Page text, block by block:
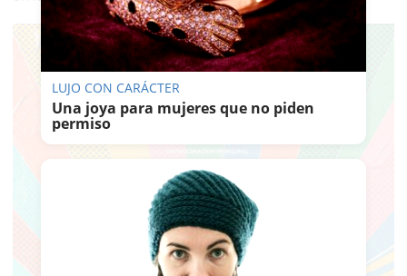
LUJO CON CARÁCTER
Una joya para mujeres que no piden
permiso